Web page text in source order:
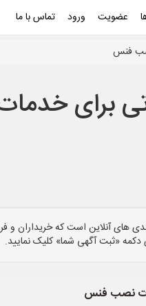
عضویت ورود تماس با ما
فنس
برای
های آنلاین است که خریداران و
دکمه «ثبت آگهی شما» کلیک نمایید.
نصب فنس